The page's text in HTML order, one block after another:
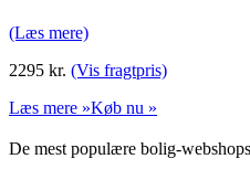
(Læs mere)
2295 kr. (Vis fragtpris)
Læs mere »Køb nu »
De mest populære bolig-